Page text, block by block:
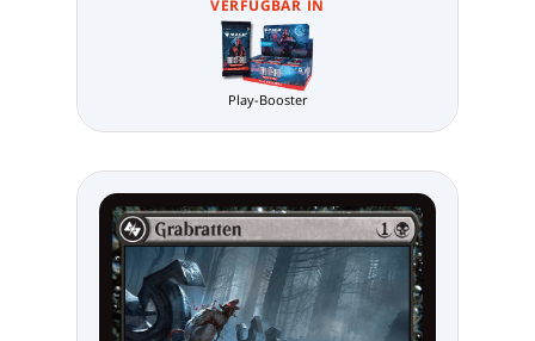
VERFUGBAR IN
Play-Booster